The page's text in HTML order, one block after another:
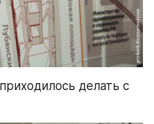
делать с